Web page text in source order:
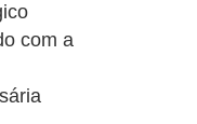
com a